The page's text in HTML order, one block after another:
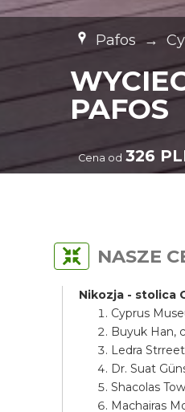
Pafos →
PAFOS
Cena od 326
NASZE
Nikozja - stolica
Cyprus
Buyuk Han,
Ledra Strreet
Dr. Suat
Shacolas
Machairas